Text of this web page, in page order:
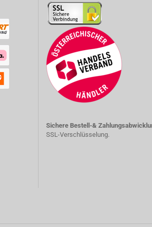
Sichere Bestell-&
SSL-Verschlüsselung.